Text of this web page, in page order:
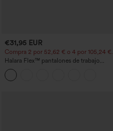
€31,95 EUR
Compra 2 por 52,62 € o 4 por 105,24 €.
Halara Flex™ pantalones de trabajo
cortos de talle alto con bolsillos y
pernera cónica